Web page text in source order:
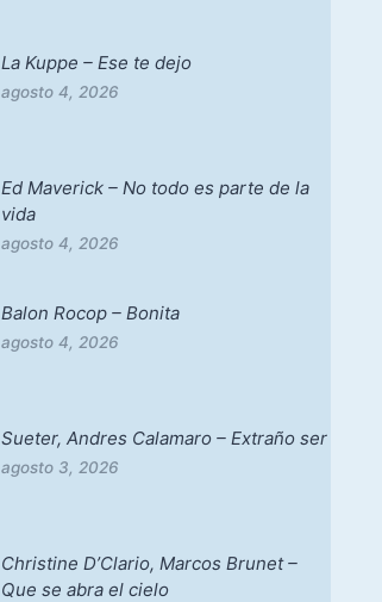
La Kuppe – Ese te dejo
agosto 4, 2026
Ed Maverick – No todo es parte de la
vida
agosto 4, 2026
Balon Rocop – Bonita
agosto 4, 2026
Sueter, Andres Calamaro – Extraño ser
agosto 3, 2026
Christine D’Clario, Marcos Brunet –
Que se abra el cielo